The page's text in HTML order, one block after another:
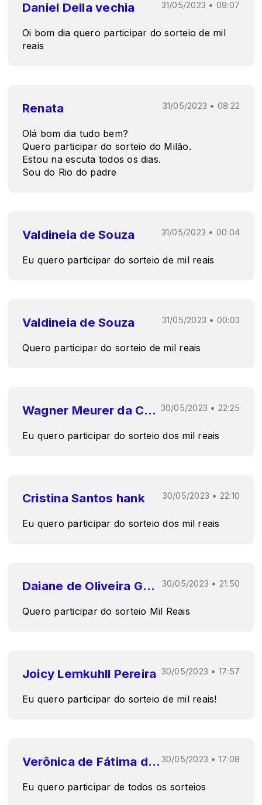
Daniel Della vechia 31/05/2023 • 09:07
Oi bom dia quero participar do sorteio de mil
reais
Renata 31/05/2023 • 08:22
Olá bom dia tudo bem?
Quero participar do sorteio do Milão.
Estou na escuta todos os dias.
Sou do Rio do padre
Valdineia de Souza 31/05/2023 • 00:04
Eu quero participar do sorteio de mil reais
Valdineia de Souza 31/05/2023 • 00:03
Quero participar do sorteio de mil reais
Wagner Meurer da Conceição 30/05/2023 • 22:25
Eu quero participar do sorteio dos mil reais
Cristina Santos hank 30/05/2023 • 22:10
Eu quero participar do sorteio dos mil reais
Daiane de Oliveira Goes 30/05/2023 • 21:50
Quero participar do sorteio Mil Reais
Joicy Lemkuhll Pereira 30/05/2023 • 17:57
Eu quero participar do sorteio de mil reais!
Verônica de Fátima dos Santos Santos 30/05/2023 • 17:08
Eu quero participar de todos os sorteios